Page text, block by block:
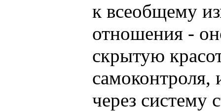
к всеобщему
отношения -
скрытую
самоконтроля,
через систему